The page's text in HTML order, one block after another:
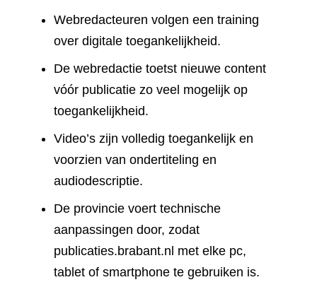
Webredacteuren volgen een training
over digitale toegankelijkheid.
De webredactie toetst nieuwe content
vóór publicatie zo veel mogelijk op
toegankelijkheid.
Video’s zijn volledig toegankelijk en
voorzien van ondertiteling en
audiodescriptie.
De provincie voert technische
aanpassingen door, zodat
publicaties.brabant.nl met elke pc,
tablet of smartphone te gebruiken is.